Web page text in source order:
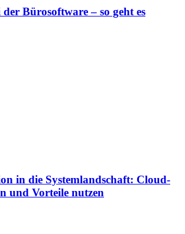
Bürosoftware – so geht es
in die Systemlandschaft: Cloud-
und Vorteile nutzen